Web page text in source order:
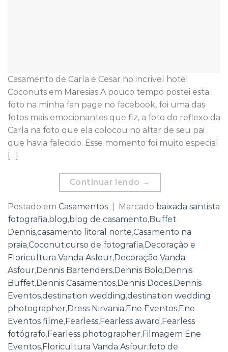
Casamento de Carla e Cesar no incrivel hotel
Coconuts em Maresias A pouco tempo postei esta
foto na minha fan page no facebook, foi uma das
fotos mais emocionantes que fiz, a foto do reflexo da
Carla na foto que ela colocou no altar de seu pai
que havia falecido. Esse momento foi muito especial
[…]
Continuar lendo →
Postado em Casamentos Marcado baixada santista
fotografia,blog,blog de casamento,Buffet
Dennis,casamento litoral norte,Casamento na
praia,Coconut,curso de fotografia,Decoração e
Floricultura Vanda Asfour,Decoração Vanda
Asfour,Dennis Bartenders,Dennis Bolo,Dennis
Buffet,Dennis Casamentos,Dennis Doces,Dennis
Eventos,destination wedding,destination wedding
photographer,Dress Nirvania,Ene Eventos,Ene
Eventos filme,Fearless,Fearless award ,Fearless
fotógrafo,Fearless photographer,Filmagem Ene
Eventos,Floricultura Vanda Asfour,foto de